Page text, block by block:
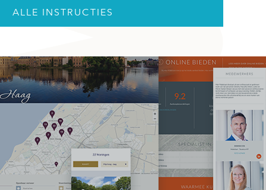
ALLE INSTRUCTIES